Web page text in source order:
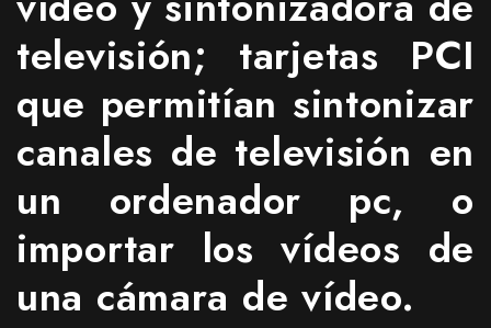
televisión; tarjetas PCI
que permitían sintonizar
canales de televisión en
un ordenador pc, o
importar los vídeos de
una cámara de vídeo.